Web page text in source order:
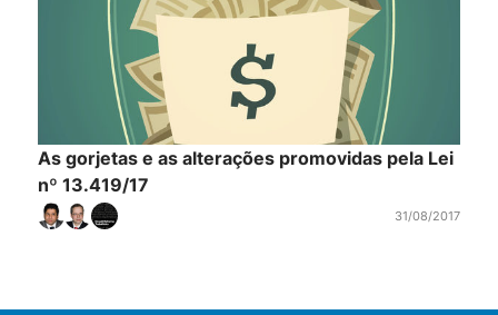
As gorjetas e as alterações promovidas pela Lei
nº 13.419/17
31/08/2017